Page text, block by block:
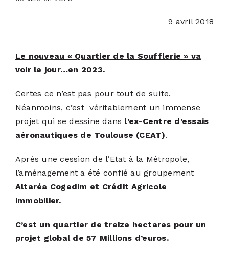
9 avril 2018
Le nouveau « Quartier de la Soufflerie » va
voir le jour…en 2023.
Certes ce n’est pas pour tout de suite.
Néanmoins, c’est véritablement un immense
projet qui se dessine dans l’ex-Centre d’essais
aéronautiques de Toulouse (CEAT).
Après une cession de l’Etat à la Métropole,
l’aménagement a été confié au groupement
Altaréa Cogedim et Crédit Agricole
immobilier.
C’est un quartier de treize hectares pour un
projet global de 57 Millions d’euros.
S’ABONNER
CONTACT